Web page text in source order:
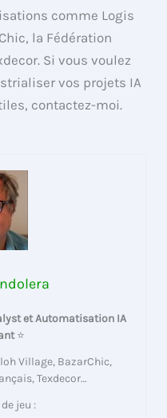
comme Logis
la Fédération
Si vous voulez
vos projets IA
contactez-moi.
et Automatisation IA
⭐
Village, BazarChic,
Texdecor…
jeu :